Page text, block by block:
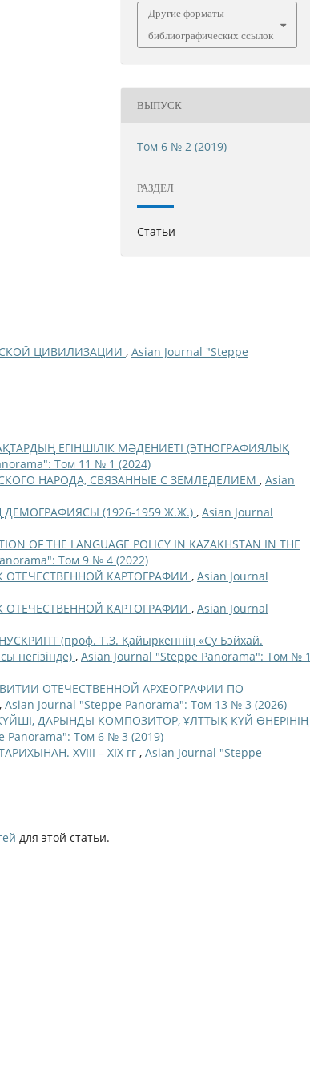
Другие форматы
библиографических ссылок
ВЫПУСК
Том 6 № 2 (2019)
РАЗДЕЛ
Статьи
ЦИВИЛИЗАЦИИ , Asian Journal "Steppe
ЕГІНШІЛІК МӘДЕНИЕТІ (ЭТНОГРАФИЯЛЫҚ
Том 11 № 1 (2024)
НАРОДА, СВЯЗАННЫЕ С ЗЕМЛЕДЕЛИЕМ , Asian
(1926-1959 Ж.Ж.) , Asian Journal
OF THE LANGUAGE POLICY IN KAZAKHSTAN IN THE
Том 9 № 4 (2022)
КАРТОГРАФИИ , Asian Journal
КАРТОГРАФИИ , Asian Journal
(проф. Т.З. Қайыркеннің «Су Бэйхай.
негізінде) , Asian Journal "Steppe Panorama": Том № 1
ОТЕЧЕСТВЕННОЙ АРХЕОГРАФИИ ПО
, Asian Journal "Steppe Panorama": Том 13 № 3 (2026)
ДАРЫНДЫ КОМПОЗИТОР, ҰЛТТЫҚ КҮЙ ӨНЕРІНІҢ
Panorama": Том 6 № 3 (2019)
ХVІІІ – ХІХ ғғ , Asian Journal "Steppe
для этой статьи.